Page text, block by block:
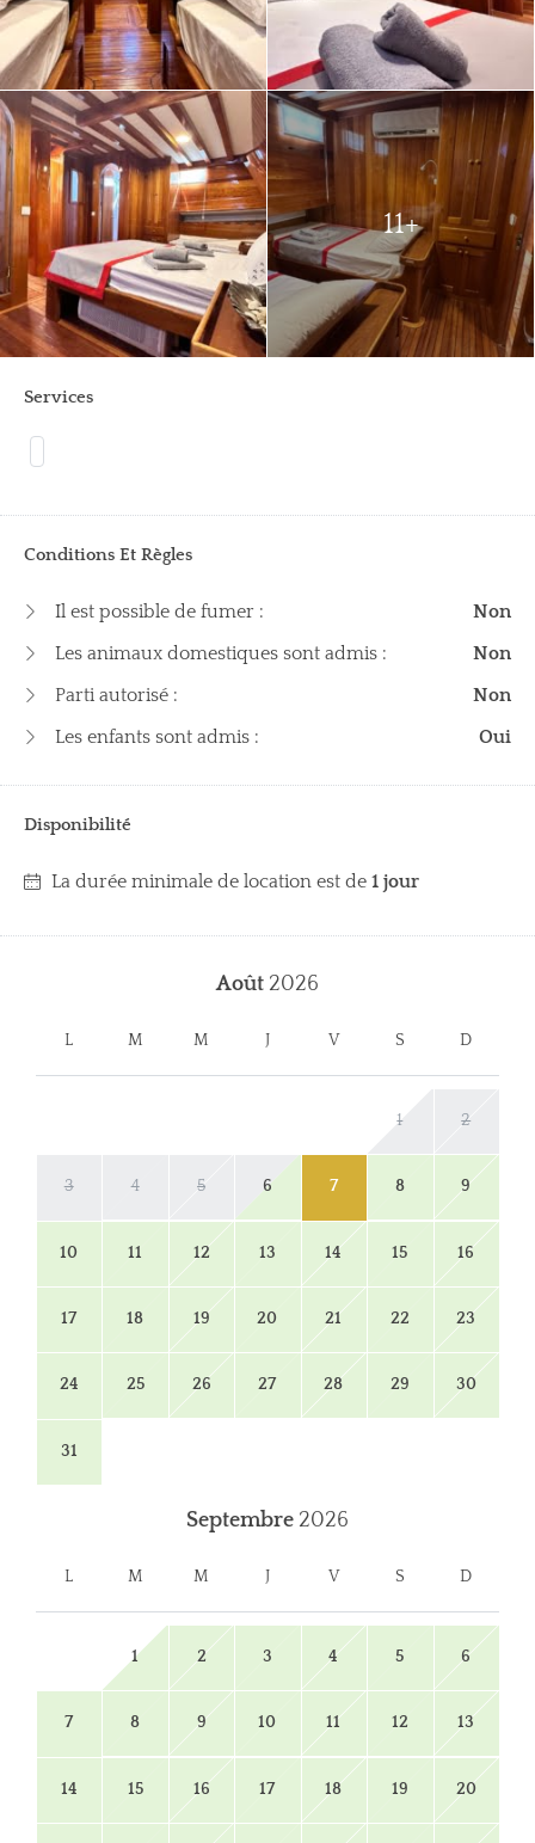
11+
Services
Conditions Et Règles
Il est possible de fumer :
Non
Les animaux domestiques sont admis :
Non
Parti autorisé :
Non
Les enfants sont admis :
Oui
Disponibilité
La durée minimale de location est de 1 jour
Août 2026
L M M J V S D
1 2
3 4 5 6 7 8 9
10 11 12 13 14 15 16
17 18 19 20 21 22 23
24 25 26 27 28 29 30
31
Septembre 2026
L M M J V S D
1 2 3 4 5 6
7 8 9 10 11 12 13
14 15 16 17 18 19 20